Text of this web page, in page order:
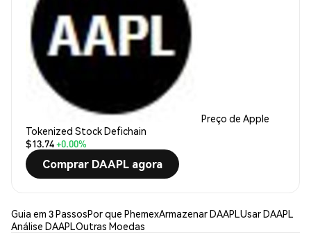
Preço de Apple
Tokenized Stock Defichain
$13.74+0.00%
Comprar DAAPL agora
Guia em 3 PassosPor que PhemexArmazenar DAAPLUsar DAAPL
Análise DAAPLOutras Moedas